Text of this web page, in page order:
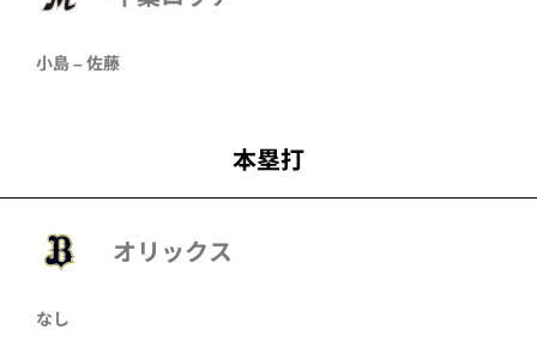
小島–佐藤
本塁打
オリックス
なし